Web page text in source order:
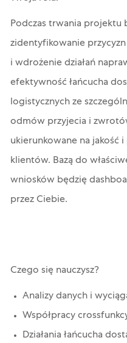
Podczas trwania projektu
zidentyfikowanie
i wdrożenie działań
efektywność łańcucha
logistycznych ze
odmów przyjecia i
ukierunkowane na jakość
klientów. Bazą do
wniosków będzię
przez Ciebie.
Czego się nauczysz?
Analizy danych i
Współpracy
Działania łańcucha